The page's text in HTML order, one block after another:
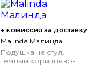
+ комиссия за доставку
Malinda Малинда
Подушка на стул,
темный коричнево-